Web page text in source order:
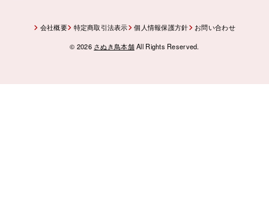
会社概要 特定商取引法表示 個人情報保護方針 お問い合わせ
© 2026 さぬき鳥本舗All Rights Reserved.